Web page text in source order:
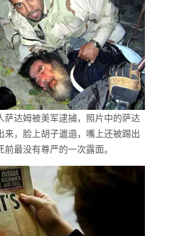
萨达姆被美军逮捕，照片中的萨达
来，脸上胡子邋遢，嘴上还被踢出
最没有尊严的一次露面。